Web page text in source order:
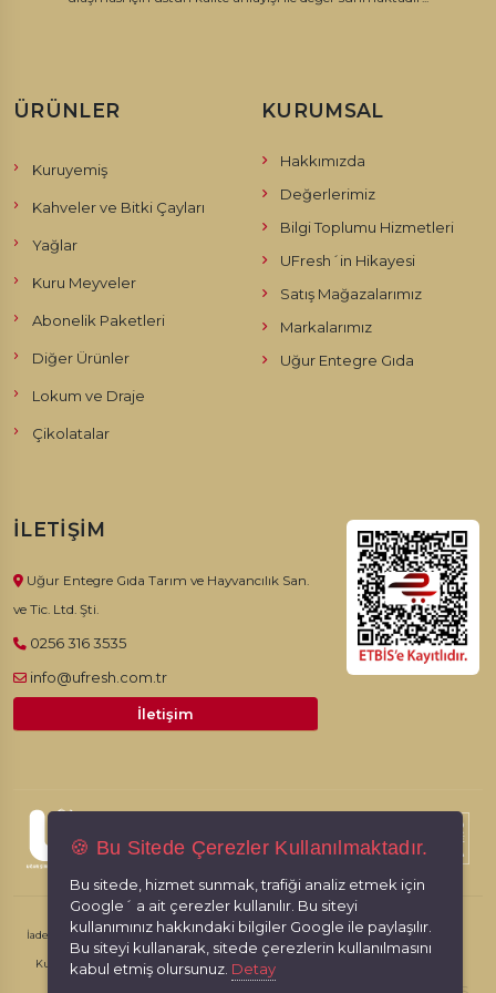
ÜRÜNLER
Kuruyemiş
Kahveler ve Bitki Çayları
Yağlar
Kuru Meyveler
Abonelik Paketleri
Diğer Ürünler
Lokum ve Draje
Çikolatalar
KURUMSAL
Hakkımızda
Değerlerimiz
Bilgi Toplumu Hizmetleri
UFresh´in Hikayesi
Satış Mağazalarımız
Markalarımız
Uğur Entegre Gıda
İLETIŞIM
Uğur Entegre Gıda Tarım ve Hayvancılık San.
ve Tic. Ltd. Şti.
0256 316 3535
info@ufresh.com.tr
İletişim
© 2026, Ufresh. Tüm hakları saklıdır.
İade İptal Şartları Kişisel Verilerin Korunması Gizlilik İlkeleri
Kullanım Koşulları
🍪 Bu Sitede Çerezler Kullanılmaktadır.
Bu sitede, hizmet sunmak, trafiği analiz etmek için
Google´ a ait çerezler kullanılır. Bu siteyi
kullanımınız hakkındaki bilgiler Google ile paylaşılır.
Bu siteyi kullanarak, sitede çerezlerin kullanılmasını
kabul etmiş olursunuz. Detay